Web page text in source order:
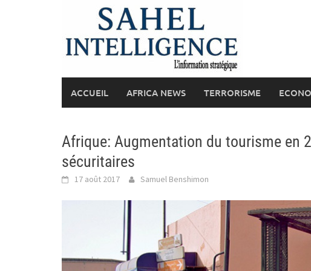
ACCUEIL AFRICA NEWS TERRORISME
Afrique: Augmentation du tourisme en
sécuritaires
17 août 2017 Samuel Benshimon